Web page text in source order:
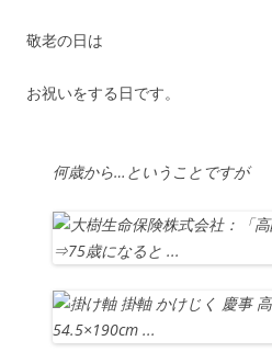
敬老の日は
お祝いをする日です。
何歳から…ということですが